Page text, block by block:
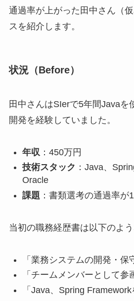
通過率が上がった田中さん（
スを紹介します。
状況（Before）
田中さんはSIerで5年間Javaを
開発を経験していました。
年収：450万円
技術スタック ：Java、
Oracle
課題 ：書類選考の通過率が
当初の職務経歴書は以下のよ
「業務システムの開発・保
「チームメンバーとして参
「Java、Spring Framework